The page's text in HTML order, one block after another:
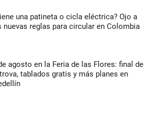
una patineta o cicla eléctrica? Ojo a
nuevas reglas para circular en Colombia
agosto en la Feria de las Flores: final de
tablados gratis y más planes en